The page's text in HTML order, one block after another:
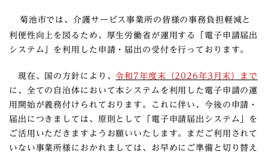
菊池市では、介護サービス事業所の皆様の事務負担軽減と
利便性向上を図るため、厚生労働省が運用する「電子申請届出
システム」を利用した申請・届出の受付を行っております。
現在、国の方針により、令和7年度末（2026年3月末）まで
に、全ての自治体において本システムを利用した電子申請の運
用開始が義務付けられております。これに伴い、今後の申請・
届出につきましては、原則として「電子申請届出システム」を
ご活用いただきますようお願いいたします。まだご利用されて
いない事業所様におかれましては、お早めにご準備と切り替え